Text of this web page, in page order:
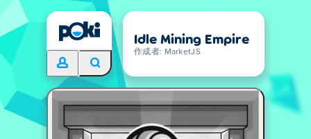
Idle Mining Empire
作成者: MarketJS